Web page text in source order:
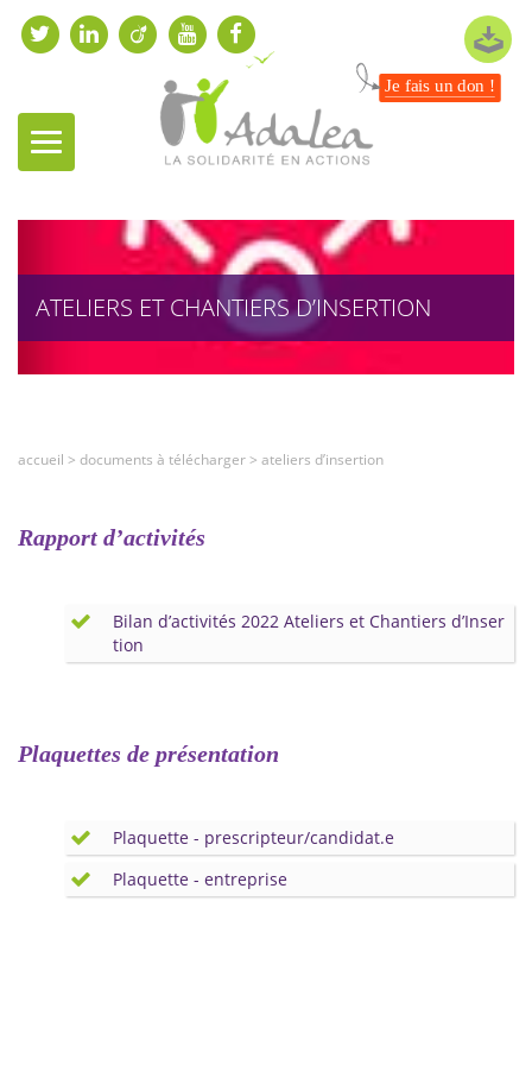
Je fais un don !
ATELIERS ET CHANTIERS D’INSERTION
accueil > documents à télécharger> ateliers d’insertion
Rapport d’activités
Bilan d’activités 2022 Ateliers et Chantiers d’Inser
tion
Plaquettes de présentation
Plaquette - prescripteur/candidat.e
Plaquette - entreprise